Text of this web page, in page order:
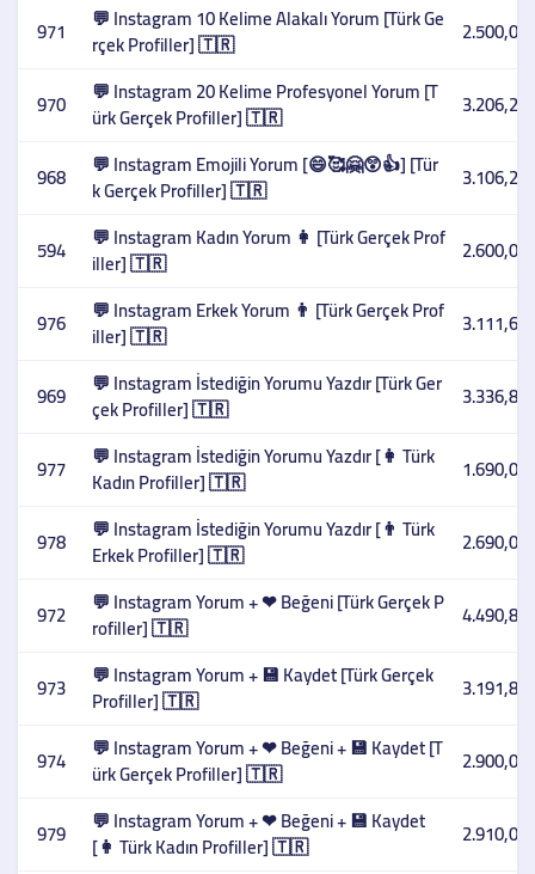
971 💬 Instagram 10 Kelime Alakalı Yorum [Türk Ge
rçek Profiller] 🇹🇷 2.500,00
970 💬 Instagram 20 Kelime Profesyonel Yorum [T
ürk Gerçek Profiller] 🇹🇷 3.206,27
968 💬 Instagram Emojili Yorum [😄🥰🤗😲👍] [Tür
k Gerçek Profiller] 🇹🇷 3.106,27
594 💬 Instagram Kadın Yorum 👩 [Türk Gerçek Prof
iller] 🇹🇷 2.600,00
976 💬 Instagram Erkek Yorum 👨 [Türk Gerçek Prof
iller] 🇹🇷 3.111,61
969 💬 Instagram İstediğin Yorumu Yazdır [Türk Ger
çek Profiller] 🇹🇷 3.336,89
977 💬 Instagram İstediğin Yorumu Yazdır [👩 Türk
Kadın Profiller] 🇹🇷 1.690,00
978 💬 Instagram İstediğin Yorumu Yazdır [👨 Türk
Erkek Profiller] 🇹🇷 2.690,00
972 💬 Instagram Yorum + ❤ Beğeni [Türk Gerçek P
rofiller] 🇹🇷 4.490,85
973 💬 Instagram Yorum + 💾 Kaydet [Türk Gerçek
Profiller] 🇹🇷 3.191,85
974 💬 Instagram Yorum + ❤ Beğeni + 💾 Kaydet [T
ürk Gerçek Profiller] 🇹🇷 2.900,00
979 💬 Instagram Yorum + ❤ Beğeni + 💾 Kaydet
[👩 Türk Kadın Profiller] 🇹🇷 2.910,00